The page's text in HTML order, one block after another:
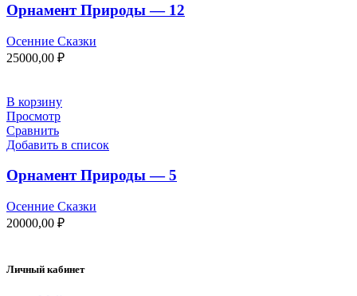
Орнамент Природы — 12
Осенние Сказки
25000,00 ₽
В корзину
Просмотр
Сравнить
Добавить в список
Орнамент Природы — 5
Осенние Сказки
20000,00 ₽
Личный кабинет